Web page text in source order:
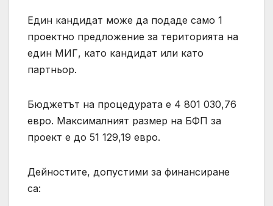
Един кандидат може да подаде само 1
проектно предложение за територията на
един МИГ, като кандидат или като
партньор.
Бюджетът на процедурата е 4 801 030,76
евро. Максималният размер на БФП за
проект е до 51 129,19 евро.
Дейностите, допустими за финансиране
са: